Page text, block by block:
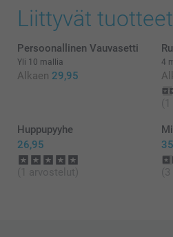
Liittyvät tuotteet
Persoonallinen Vauvasetti
Yli 10 mallia
Alkaen 29,95
4
Huppupyyhe
26,95
(1 arvostelut)